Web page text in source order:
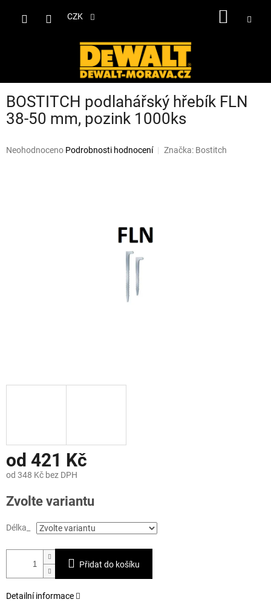
CZK
BOSTITCH podlahářský hřebík FLN
38-50 mm, pozink 1000ks
Průměrné
Neohodnoceno Podrobnosti hodnocení Značka: Bostitch
od 421 Kč
od 348 Kč bez DPH
cena:
Zvolte variantu
Délka_
Přidat do košíku
Detailní informace